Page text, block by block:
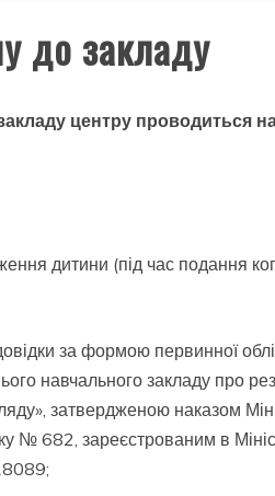
до закладу
центру проводиться
дитини (під час подання
за формою первинної
навчального закладу про
затвердженою наказом
№ 682, зареєстрованим в